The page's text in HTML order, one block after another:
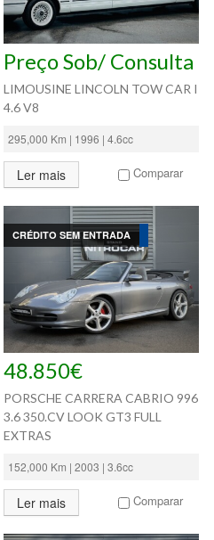
Preço Sob/ Consulta
LIMOUSINE LINCOLN TOW CAR I
4.6 V8
295,000 Km | 1996 | 4.6cc
Ler mais Comparar
CRÉDITO SEM ENTRADA
48.850€
PORSCHE CARRERA CABRIO 996
3.6 350.CV LOOK GT3 FULL
EXTRAS
152,000 Km | 2003 | 3.6cc
Ler mais Comparar